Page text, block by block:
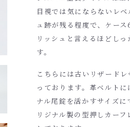
目視では気にならないレ
ュ跡が残る程度で、ケー
リッシュと言えるほどし
す。
こちらには古いリザード
っております。革ベルト
ナル尾錠を活かすサイズ
リジナル製の型押しカー